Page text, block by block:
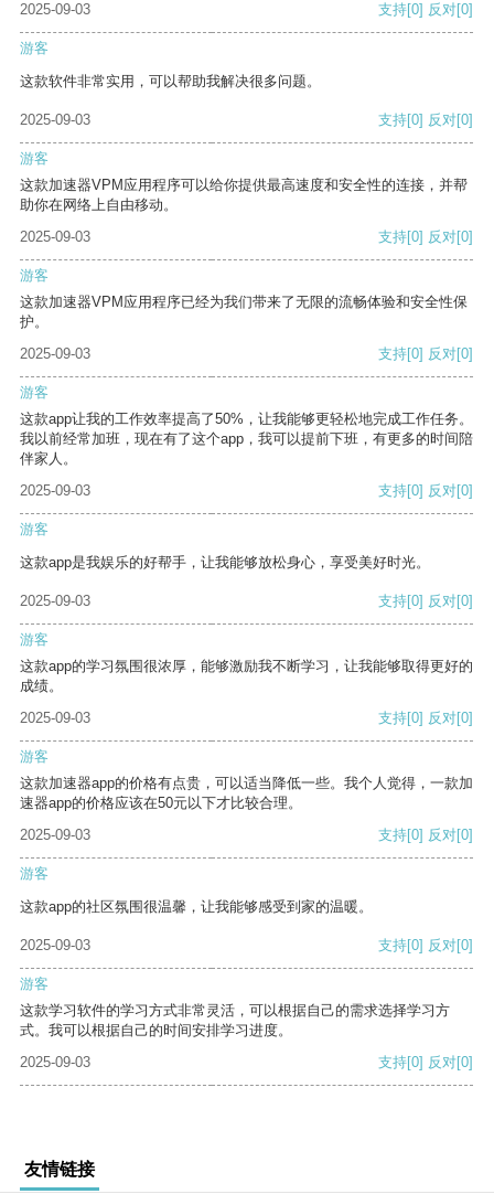
2025-09-03 支持[0] 反对[0]
游客
这款软件非常实用，可以帮助我解决很多问题。
2025-09-03 支持[0] 反对[0]
游客
这款加速器VPM应用程序可以给你提供最高速度和安全性的连接，并帮
助你在网络上自由移动。
2025-09-03
支持[0] 反对[0]
游客
这款加速器VPM应用程序已经为我们带来了无限的流畅体验和安全性保
护。
2025-09-03
支持[0] 反对[0]
游客
这款app让我的工作效率提高了50%，让我能够更轻松地完成工作任务。
我以前经常加班，现在有了这个app，我可以提前下班，有更多的时间陪
伴家人。
2025-09-03
支持[0] 反对[0]
游客
这款app是我娱乐的好帮手，让我能够放松身心，享受美好时光。
2025-09-03 支持[0] 反对[0]
游客
这款app的学习氛围很浓厚，能够激励我不断学习，让我能够取得更好的
成绩。
2025-09-03
支持[0] 反对[0]
游客
这款加速器app的价格有点贵，可以适当降低一些。我个人觉得，一款加
速器app的价格应该在50元以下才比较合理。
2025-09-03
支持[0] 反对[0]
游客
这款app的社区氛围很温馨，让我能够感受到家的温暖。
2025-09-03 支持[0] 反对[0]
游客
这款学习软件的学习方式非常灵活，可以根据自己的需求选择学习方
式。我可以根据自己的时间安排学习进度。
2025-09-03
支持[0] 反对[0]
友情链接